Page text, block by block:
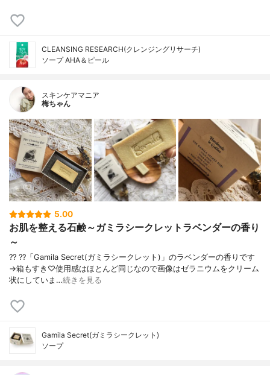
CLEANSING RESEARCH(クレンジングリサーチ)
ソープ AHA＆ピール
スキンケアマニア
梅ちゃん
5.00
お肌を整える石鹸～ガミラシークレットラベンダーの香り
～
?? ??「Gamila Secret(ガミラシークレット)」のラベンダーの香りです
→箱もすき♡使用感はほとんど同じなので画像はゼラニウムをクリーム
状にしていま…続きを見る
Gamila Secret(ガミラシークレット)
ソープ